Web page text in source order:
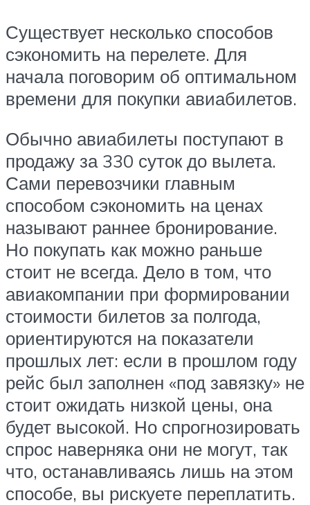
Существует несколько способов
сэкономить на перелете. Для
начала поговорим об оптимальном
времени для покупки авиабилетов.
Обычно авиабилеты поступают в
продажу за 330 суток до вылета.
Сами перевозчики главным
способом сэкономить на ценах
называют раннее бронирование.
Но покупать как можно раньше
стоит не всегда. Дело в том, что
авиакомпании при формировании
стоимости билетов за полгода,
ориентируются на показатели
прошлых лет: если в прошлом году
рейс был заполнен «под завязку» не
стоит ожидать низкой цены, она
будет высокой. Но спрогнозировать
спрос наверняка они не могут, так
что, останавливаясь лишь на этом
способе, вы рискуете переплатить.